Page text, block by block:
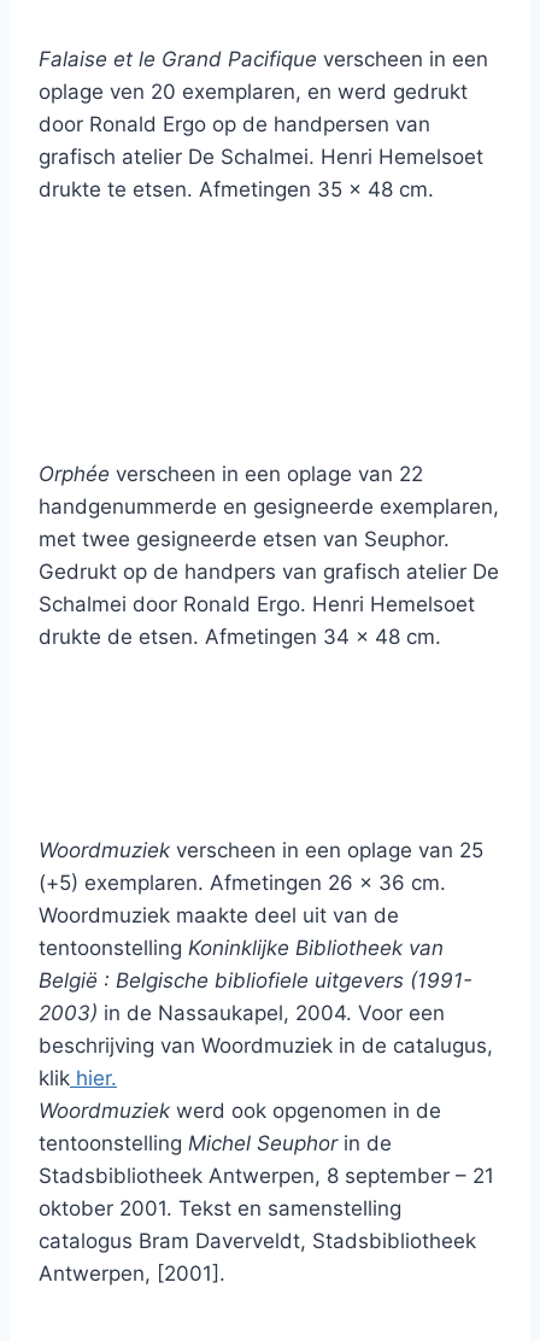
Falaise et le Grand Pacifique verscheen in een
oplage ven 20 exemplaren, en werd gedrukt
door Ronald Ergo op de handpersen van
grafisch atelier De Schalmei. Henri Hemelsoet
drukte te etsen. Afmetingen 35 x 48 cm.
Orphée verscheen in een oplage van 22
handgenummerde en gesigneerde exemplaren,
met twee gesigneerde etsen van Seuphor.
Gedrukt op de handpers van grafisch atelier De
Schalmei door Ronald Ergo. Henri Hemelsoet
drukte de etsen. Afmetingen 34 x 48 cm.
Woordmuziek verscheen in een oplage van 25
(+5) exemplaren. Afmetingen 26 x 36 cm.
Woordmuziek maakte deel uit van de
tentoonstelling Koninklijke Bibliotheek van
België : Belgische bibliofiele uitgevers (1991-
2003) in de Nassaukapel, 2004. Voor een
beschrijving van Woordmuziek in de catalugus,
klik hier.
Woordmuziek werd ook opgenomen in de
tentoonstelling Michel Seuphorin de
Stadsbibliotheek Antwerpen, 8 september – 21
oktober 2001. Tekst en samenstelling
catalogus Bram Daverveldt, Stadsbibliotheek
Antwerpen, [2001].